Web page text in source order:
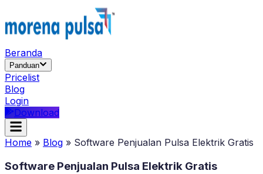
Beranda
Panduan
Pricelist
Blog
Login
Download
Home » Blog » Software Penjualan Pulsa Elektrik Gratis
Software Penjualan Pulsa Elektrik Gratis